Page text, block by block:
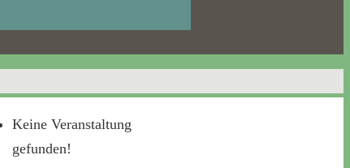
Keine Veranstaltung
gefunden!